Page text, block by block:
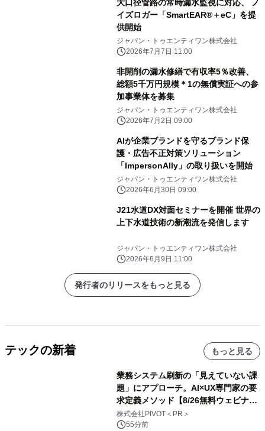
大口径管路の常時漏水監視に対応、 ノ
イズロガー「SmartEAR®＋eC」を提
供開始
ジャパン・トゥエンティワン株式会社
2026年7月7日 11:00
非開削の漏水修繕で有収率5％改善、
総額5千万円規模＊1の無償実証への参
加事業体を募集
ジャパン・トゥエンティワン株式会社
2026年7月2日 09:00
AIが企業ブランドを守るブランド保
護・広告不正対策ソリューション
「ImpersonAlly」の取り扱いを開始
ジャパン・トゥエンティワン株式会社
2026年6月30日 09:00
J21水道DX対面セミナーを開催 世界の
上下水道技術の新潮流を発信します
ジャパン・トゥエンティワン株式会社
2026年6月9日 11:00
発行者のリリースをもっと見る
テックの新着 もっと見る
業務システム刷新の「見えていない課
題」にアプローチ。AI×UX専門家の要
求定義メソッド【8/26無料ウェビナ
ー】株式会社PIVOT
株式会社PIVOT＜PR＞
55分前